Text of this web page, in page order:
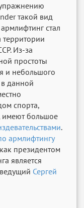
такой вид
стал
территории
Из-за
простоты
и небольшого
данной
спорта,
имеют большое
.
армлифтингу
президентом
является
Сергей